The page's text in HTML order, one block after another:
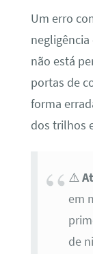
Um erro
não está
portas de
forma
dos trilhos
⚠️
em
de